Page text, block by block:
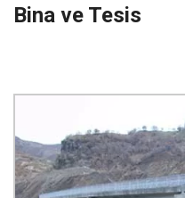
Bina ve Tesis